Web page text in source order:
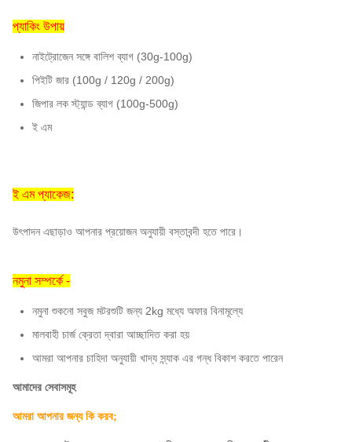
প্যাকিং উপায়
নাইট্রোজেন সঙ্গে বালিশ ব্যাগ (30g-100g)
পিইটি জার (100g / 120g / 200g)
জিপার লক স্ট্যান্ড ব্যাগ (100g-500g)
ই এম
ই এম প্যাকেজ:
উৎপাদন এছাড়াও আপনার প্রয়োজন অনুযায়ী বস্তাবন্দী হতে পারে।
নমুনা সম্পর্কে -
নমুনা শুকনো সবুজ মটরশুটি জন্য 2kg মধ্যে অফার বিনামূল্যে
মালবাহী চার্জ ক্রেতা দ্বারা আচ্ছাদিত করা হয়
আমরা আপনার চাহিদা অনুযায়ী খাদ্য স্ন্যাক এর গন্ধ বিকাশ করতে পারেন
আমাদের সেবাসমূহ
আমরা আপনার জন্য কি করব;